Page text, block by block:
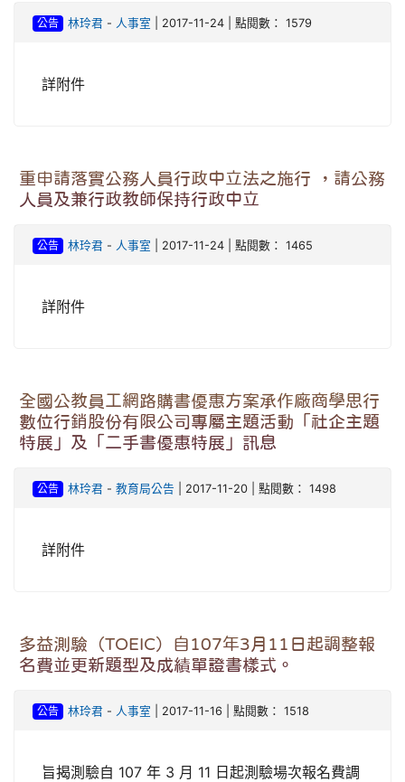
公告 林玲君- 人事室 | 2017-11-24 | 點閱數： 1579
詳附件
重申請落實公務人員行政中立法之施行 ，請公務
人員及兼行政教師保持行政中立
公告 林玲君- 人事室 | 2017-11-24 | 點閱數： 1465
詳附件
全國公教員工網路購書優惠方案承作廠商學思行
數位行銷股份有限公司專屬主題活動「社企主題
特展」及「二手書優惠特展」訊息
公告 林玲君- 教育局公告 | 2017-11-20 | 點閱數： 1498
詳附件
多益測驗（TOEIC）自107年3月11日起調整報
名費並更新題型及成績單證書樣式。
公告 林玲君- 人事室 | 2017-11-16 | 點閱數： 1518
旨揭測驗自 107 年 3 月 11 日起測驗場次報名費調